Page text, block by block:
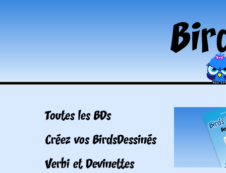
Toutes les BDs
Créez vos BirdsDessinés
Verbi et Devinettes